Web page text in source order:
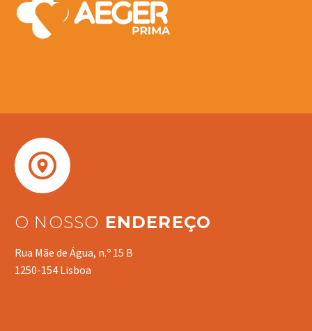


O NOSSO ENDEREÇO
Rua Mãe de Água, n.º 15 B
1250-154 Lisboa